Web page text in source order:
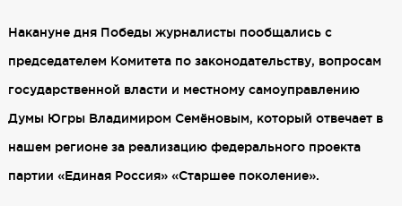
Накануне дня Победы журналисты пообщались с
председателем Комитета по законодательству, вопросам
государственной власти и местному самоуправлению
Думы Югры Владимиром Семёновым, который отвечает в
нашем регионе за реализацию федерального проекта
партии «Единая Россия» «Старшее поколение».